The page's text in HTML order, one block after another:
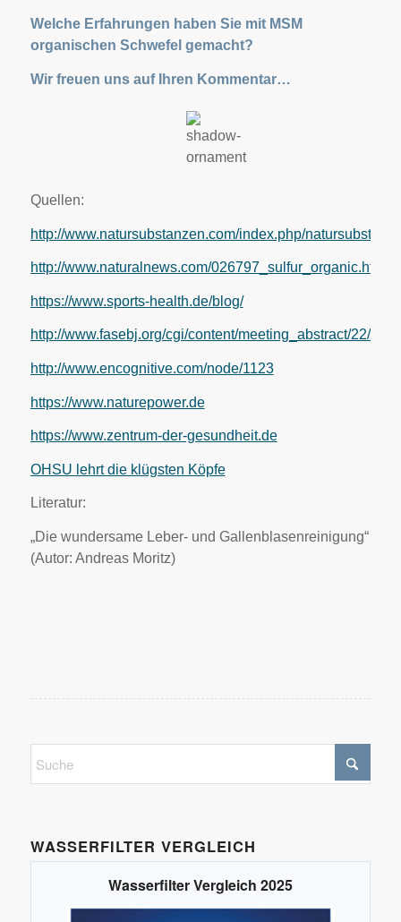
Welche Erfahrungen haben Sie mit MSM
organischen Schwefel gemacht?
Wir freuen uns auf Ihren Kommentar…
Quellen:
http://www.natursubstanzen.com/index.php/
http://www.naturalnews.com/026797_sulfur_organic.html
https://www.sports-health.de/blog/
http://www.fasebj.org/cgi/content/meeting_abstract/22/
http://www.encognitive.com/node/1123
https://www.naturepower.de
https://www.zentrum-der-gesundheit.de
OHSU lehrt die klügsten Köpfe
Literatur:
„Die wundersame Leber- und Gallenblasenreinigung“
(Autor: Andreas Moritz)
WASSERFILTER VERGLEICH
Wasserfilter Vergleich 2025